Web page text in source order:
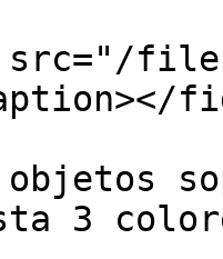
files/
objetos
3